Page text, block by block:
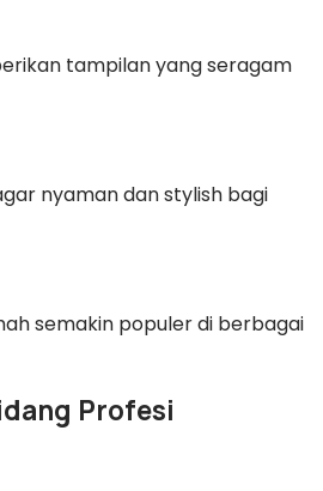
tampilan yang seragam
nyaman dan stylish bagi
semakin populer di berbagai
Profesi